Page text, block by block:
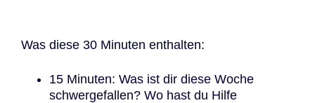
Was diese 30 Minuten enthalten:
15 Minuten: Was ist dir diese Woche
schwergefallen? Wo hast du Hilfe